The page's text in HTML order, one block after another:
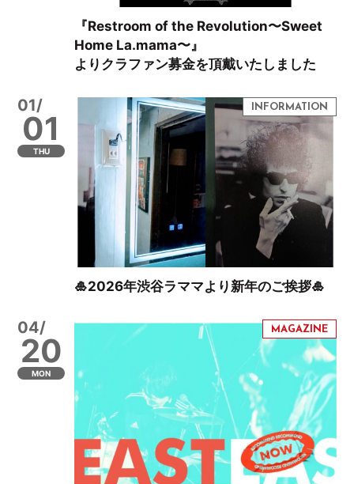
『Restroom of the Revolution〜Sweet
Home La.mama〜』
よりクラファン募金を頂戴いたしました
01/
01
THU
🎍2026年渋谷ラママより新年のご挨拶🎍
04/
20
MON